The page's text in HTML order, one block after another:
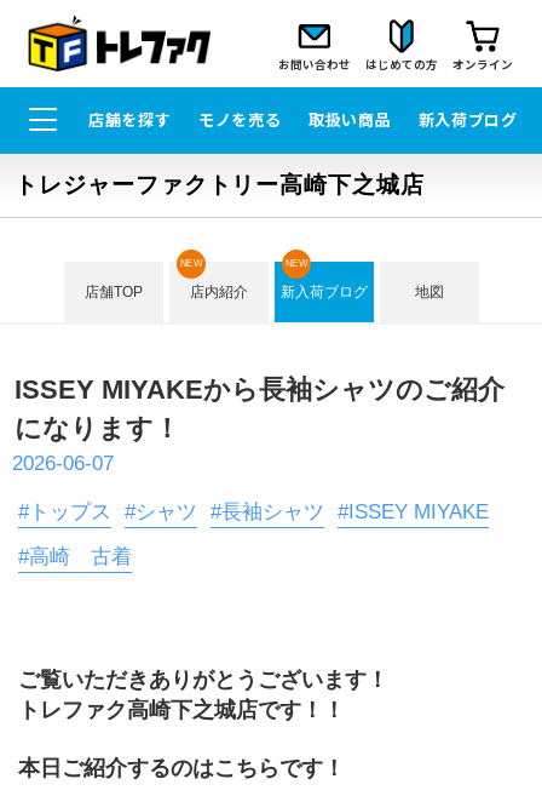
お問い合わせ はじめての方 オンライン
店舗を探す モノを売る 取扱い商品 新入荷ブログ
トレジャーファクトリー高崎下之城店
店舗TOP 店内紹介
NEW
新入荷ブログ
NEW
地図
ISSEY MIYAKEから長袖シャツのご紹介
になります！
2026-06-07
#トップス #シャツ #長袖シャツ
#ISSEY MIYAKE
#高崎 古着
ご覧いただきありがとうございます！
トレファク高崎下之城店です！！
本日ご紹介するのはこちらです！